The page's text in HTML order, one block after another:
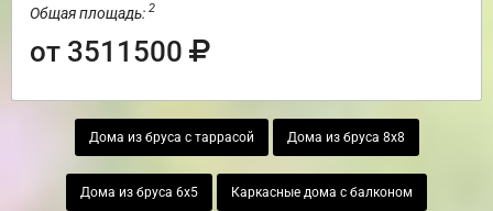
Общая площадь: 2
от 3511500
Дома из бруса с таррасой Дома из бруса 8х8
Дома из бруса 6х5 Каркасные дома с балконом